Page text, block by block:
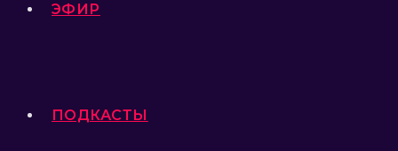
ЭФИР
ПОДКАСТЫ